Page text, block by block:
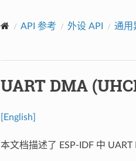
API 参考 外设 API 通用
UART DMA
[English]
本文档描述了 ESP-IDF 中